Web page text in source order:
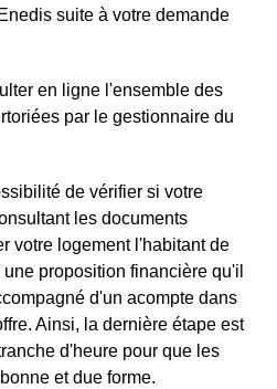
suite à votre demande
en ligne l'ensemble des
par le gestionnaire du
de vérifier si votre
les documents
votre logement l'habitant de
proposition financière qu'il
d'un acompte dans
Ainsi, la dernière étape est
d'heure pour que les
et due forme.